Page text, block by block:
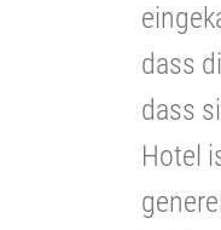
dass
dass
Hotel